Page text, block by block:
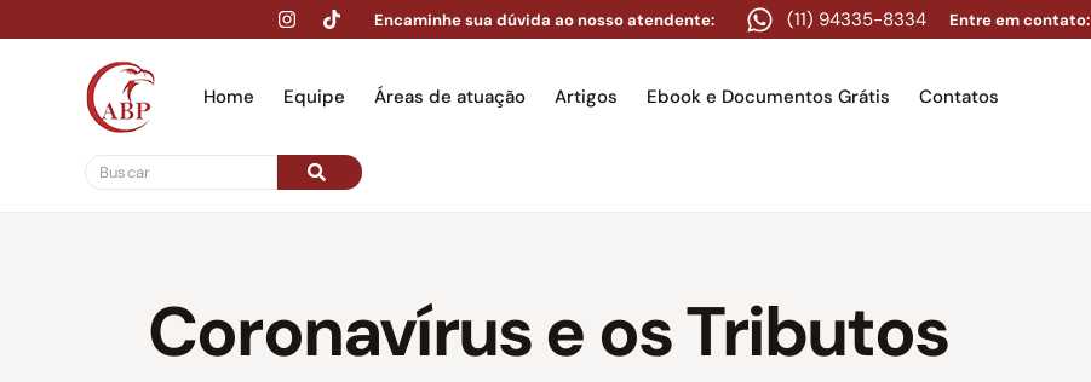
Encaminhe sua dúvida ao nosso atendente: (11) 94335-8334 Entre em contato:
Home Equipe Áreas de atuação Artigos Ebook e Documentos Grátis Contatos
Coronavírus e os Tributos